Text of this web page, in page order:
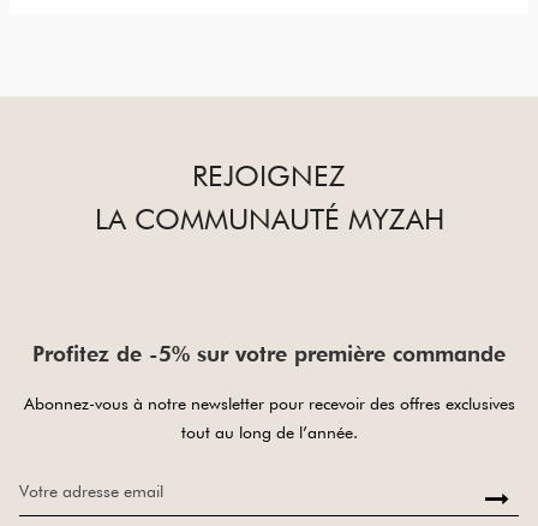
REJOIGNEZ
LA COMMUNAUTÉ MYZAH
Profitez de -5% sur votre première commande
Abonnez-vous à notre newsletter pour recevoir des offres exclusives
tout au long de l’année.